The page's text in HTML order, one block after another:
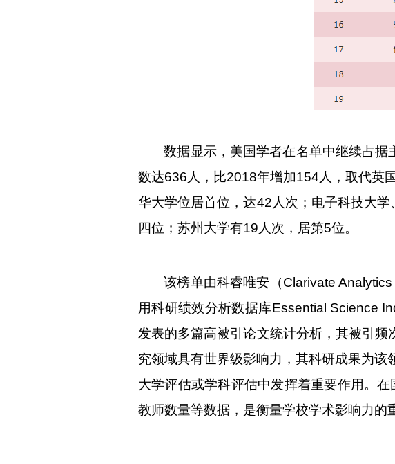
数据显示，美国学者在名单中继续占据
数达636 人，比2018年增加154 人，取代英
华大学位居首位，达42 人次；电子科技大
四位；苏州大学有19 人次，居第5位。
该榜单由科睿唯安（Clarivate Analytics
用科研绩效分析数据库Essential Science
发表的多篇高被引论文统计分析，其被引频
究领域具有世界级影响力，其科研成果为该
大学评估或学科评估中发挥着重要作用。
教师数量等数据，是衡量学校学术影响力的